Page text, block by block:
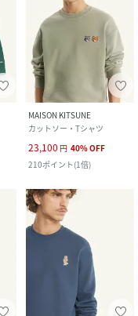
MAISON KITSUNE
カットソー・Tシャツ
23,100 円 40%OFF
210ポイント(1倍)